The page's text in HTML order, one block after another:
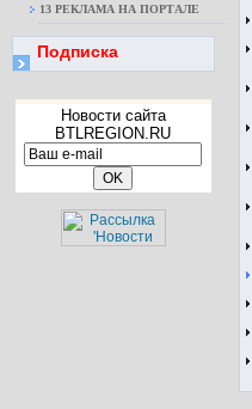
13 РЕКЛАМА НА ПОРТАЛЕ
Подписка
Новости сайта
BTLREGION.RU